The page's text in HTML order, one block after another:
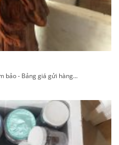
bảo - Bảng giá gửi hàng...